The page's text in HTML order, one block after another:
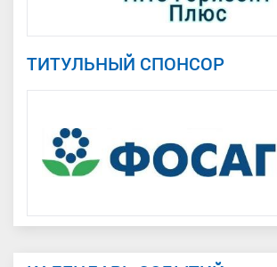
ТИТУЛЬНЫЙ СПОНСОР